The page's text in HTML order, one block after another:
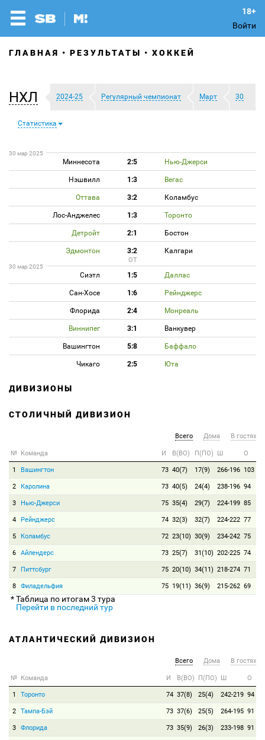
Войти
ГЛАВНАЯ РЕЗУЛЬТАТЫ ХОККЕЙ
НХЛ 2024-25 Регулярный чемпионат Март 30
Статистика
30 мар 2025
Миннесота 2:5 Нью-Джерси
Нэшвилл 1:3 Вегас
Оттава 3:2 Коламбус
Лос-Анджелес 1:3 Торонто
Детройт 2:1 Бостон
Эдмонтон 3:2 Калгари
ОТ
30 мар 2025
Сиэтл 1:5 Даллас
Сан-Хосе 1:6 Рейнджерс
Флорида 2:4 Монреаль
Виннипег 3:1 Ванкувер
Вашингтон 5:8 Баффало
Чикаго 2:5 Юта
ДИВИЗИОНЫ
СТОЛИЧНЫЙ ДИВИЗИОН
Всего Дома В гостях
№ Команда И В(ВО) П(ПО) Ш О
1 Вашингтон 73 40(7) 17(9) 266-196 103
2 Каролина 73 40(5) 24(4) 238-196 94
3 Нью-Джерси 75 35(4) 29(7) 224-199 85
4 Рейнджерс 74 32(3) 32(7) 224-222 77
5 Коламбус 72 23(10) 30(9) 234-242 75
6 Айлендерс 73 25(7) 31(10) 202-225 74
7 Питтсбург 75 20(10) 34(11) 218-274 71
8 Филадельфия 75 19(11) 36(9) 215-262 69
* Таблица по итогам 3 тура
Перейти в последний тур
АТЛАНТИЧЕСКИЙ ДИВИЗИОН
Всего Дома В гостях
№ Команда И В(ВО) П(ПО) Ш О
1 Торонто 74 37(8) 25(4) 242-219 94
2 Тампа-Бэй 73 37(6) 25(5) 264-195 91
3 Флорида 73 35(9) 26(3) 233-198 91